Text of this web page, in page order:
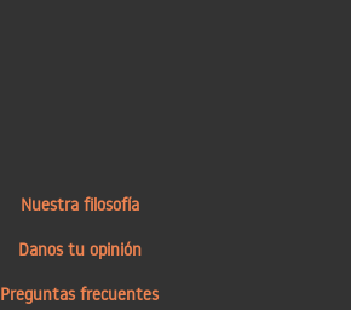
Nuestra filosofía
Danos tu opinión
Preguntas frecuentes